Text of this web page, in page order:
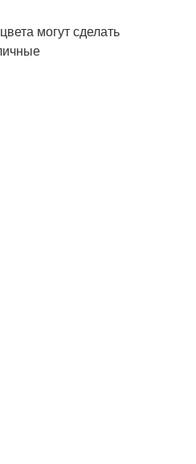
могут сделать